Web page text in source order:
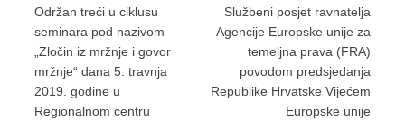
Održan treći u ciklusu
seminara pod nazivom
„Zločin iz mržnje i govor
mržnje“ dana 5. travnja
2019. godine u
Regionalnom centru
Službeni posjet ravnatelja
Agencije Europske unije za
temeljna prava (FRA)
povodom predsjedanja
Republike Hrvatske Vijećem
Europske unije